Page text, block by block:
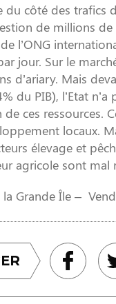
du côté des trafics
de millions
l’ONG
jour. Sur le
d’ariary. Mais
du PIB), l’Etat
de ces
locaux.
élevage et
agricole sont mal
la Grande Île –